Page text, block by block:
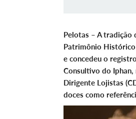
Pelotas – A tradição
Patrimônio
e concedeu o
Consultivo do
Dirigente Lojistas
doces como